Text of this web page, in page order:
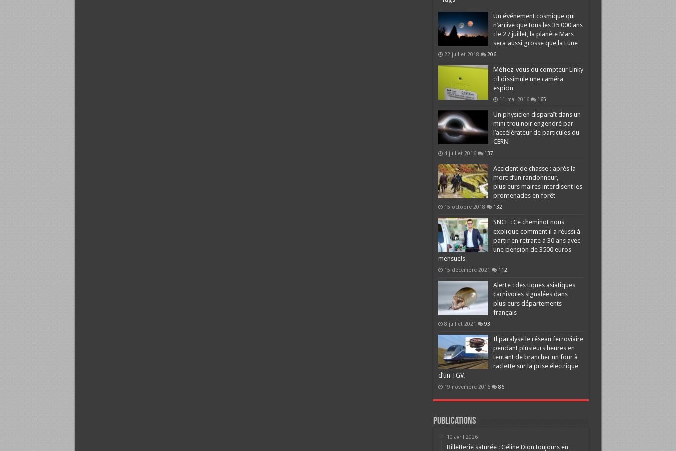
Un événement cosmique qui
n’arrive que tous les 35 000 ans
: le 27 juillet, la planète Mars
sera aussi grosse que la Lune
22 juillet 2018 206
Méfiez-vous du compteur Linky
: il dissimule une caméra
espion
11 mai 2016 165
Un physicien disparaît dans un
mini trou noir engendré par
l’accélérateur de particules du
CERN
4 juillet 2016 137
Accident de chasse : après la
mort d’un randonneur,
plusieurs maires interdisent les
promenades en forêt
15 octobre 2018 132
SNCF : Ce cheminot nous
explique comment il a réussi à
partir en retraite à 30 ans avec
une pension de 3500 euros
mensuels
15 décembre 2021 112
Alerte : des tiques asiatiques
carnivores signalées dans
plusieurs départements
français
8 juillet 2021 93
Il paralyse le réseau ferroviaire
pendant plusieurs heures en
tentant de brancher un four à
raclette sur la prise électrique
d’un TGV.
19 novembre 2016 86
Publications
10 avril 2026
Billetterie saturée : Céline Dion toujours en